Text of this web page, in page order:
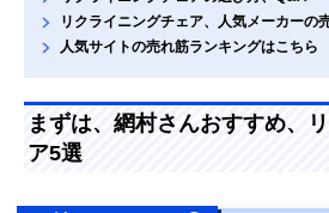
リクライニングチェア、人気メーカーの
人気サイトの売れ筋ランキングはこちら
まずは、網村さんおすすめ、
ア5選